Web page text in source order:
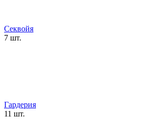
Секвойя
7 шт.
Гардерия
11 шт.